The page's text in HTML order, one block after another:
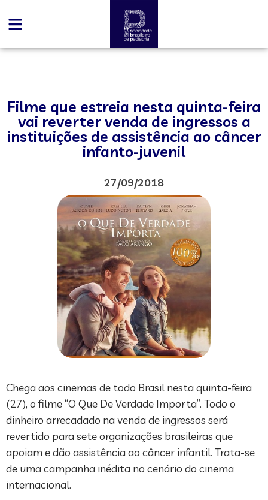
Filme que estreia nesta quinta-feira
vai reverter venda de ingressos a
instituições de assistência ao câncer
infanto-juvenil
27/09/2018
Chega aos cinemas de todo Brasil nesta quinta-feira
(27), o filme “O Que De Verdade Importa”. Todo o
dinheiro arrecadado na venda de ingressos será
revertido para sete organizações brasileiras que
apoiam e dão assistência ao câncer infantil. Trata-se
de uma campanha inédita no cenário do cinema
internacional.